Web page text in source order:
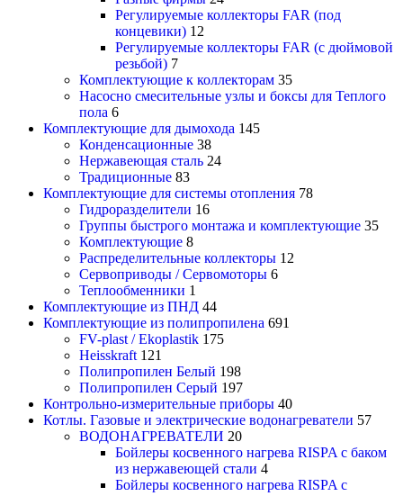
Регулируемые коллекторы FAR (под
концевики) 12
Регулируемые коллекторы FAR (с дюймовой
резьбой) 7
Комплектующие к коллекторам 35
Насосно смесительные узлы и боксы для Теплого
пола 6
Комплектующие для дымохода 145
Конденсационные 38
Нержавеющая сталь 24
Традиционные 83
Комплектующие для системы отопления 78
Гидроразделители 16
Группы быстрого монтажа и комплектующие 35
Комплектующие 8
Распределительные коллекторы 12
Сервоприводы / Сервомоторы 6
Теплообменники 1
Комплектующие из ПНД 44
Комплектующие из полипропилена 691
FV-plast / Ekoplastik 175
Heisskraft 121
Полипропилен Белый 198
Полипропилен Серый 197
Контрольно-измерительные приборы 40
Котлы. Газовые и электрические водонагреватели 57
ВОДОНАГРЕВАТЕЛИ 20
Бойлеры косвенного нагрева RISPA с баком
из нержавеющей стали 4
Бойлеры косвенного нагрева RISPA с